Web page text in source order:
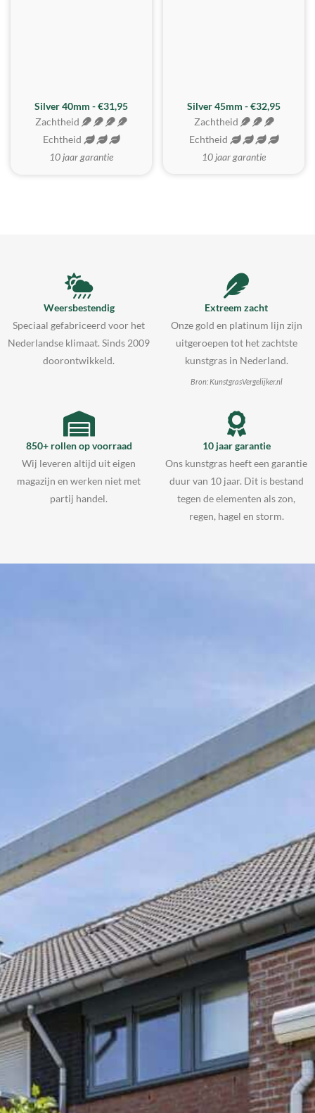
Silver 40mm - €31,95
Zachtheid
Echtheid
10 jaar garantie
MEEST GEKOZEN
Silver 45mm - €32,95
Zachtheid
Echtheid
10 jaar garantie
Weersbestendig
Speciaal gefabriceerd voor het
Nederlandse klimaat. Sinds 2009
doorontwikkeld.
Extreem zacht
Onze gold en platinum lijn zijn
uitgeroepen tot het zachtste
kunstgras in Nederland.
Bron: KunstgrasVergelijker.nl
850+ rollen op voorraad
Wij leveren altijd uit eigen
magazijn en werken niet met
partij handel.
10 jaar garantie
Ons kunstgras heeft een garantie
duur van 10 jaar. Dit is bestand
tegen de elementen als zon,
regen, hagel en storm.